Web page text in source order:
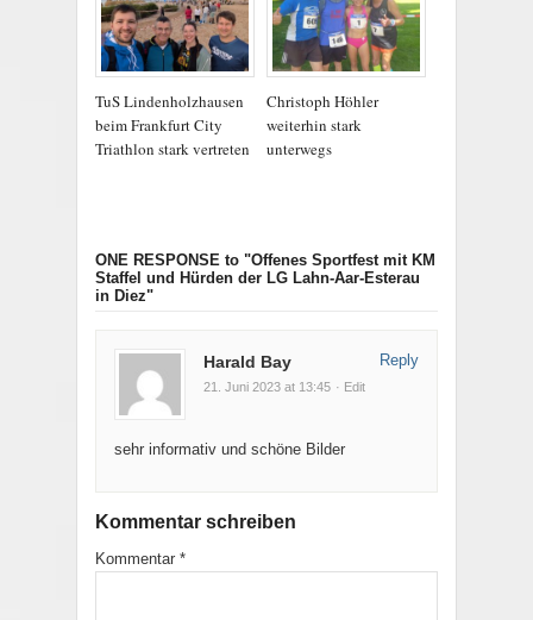
TuS Lindenholzhausen
beim Frankfurt City
Triathlon stark vertreten
Christoph Höhler
weiterhin stark
unterwegs
ONE RESPONSE to "Offenes Sportfest mit KM
Staffel und Hürden der LG Lahn-Aar-Esterau
in Diez"
Harald Bay
21. Juni 2023 at 13:45 · Edit
sehr informativ und schöne Bilder
Reply
Kommentar schreiben
Kommentar *